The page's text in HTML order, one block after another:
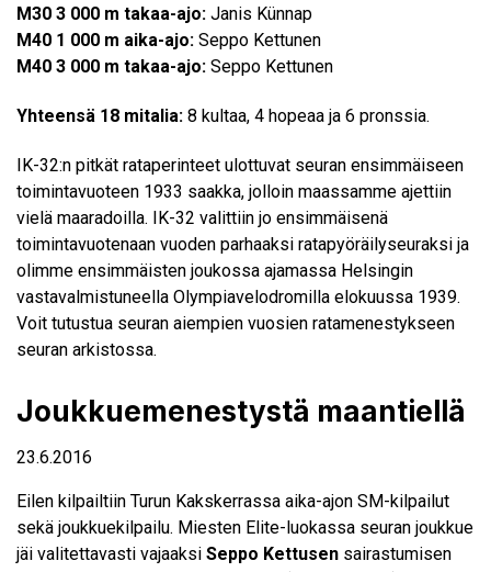
M30 3 000 m takaa-ajo: Janis Künnap
M40 1 000 m aika-ajo: Seppo Kettunen
M40 3 000 m takaa-ajo: Seppo Kettunen
Yhteensä 18 mitalia: 8 kultaa, 4 hopeaa ja 6 pronssia.
IK-32:n pitkät rataperinteet ulottuvat seuran ensimmäiseen
toimintavuoteen 1933 saakka, jolloin maassamme ajettiin
vielä maaradoilla. IK-32 valittiin jo ensimmäisenä
toimintavuotenaan vuoden parhaaksi ratapyöräilyseuraksi ja
olimme ensimmäisten joukossa ajamassa Helsingin
vastavalmistuneella Olympiavelodromilla elokuussa 1939.
Voit tutustua seuran aiempien vuosien ratamenestykseen
seuran arkistossa.
Joukkuemenestystä maantiellä
23.6.2016
Eilen kilpailtiin Turun Kakskerrassa aika-ajon SM-kilpailut
sekä joukkuekilpailu. Miesten Elite-luokassa seuran joukkue
jäi valitettavasti vajaaksi Seppo Kettusen sairastumisen